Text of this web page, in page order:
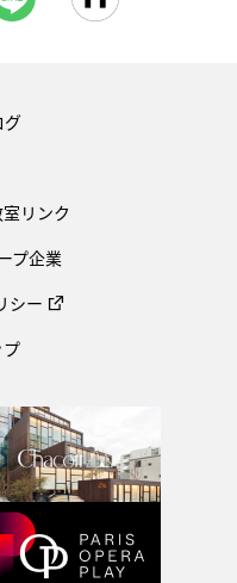
グ
リンク
プ企業
シー